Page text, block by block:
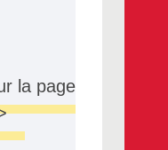
la page